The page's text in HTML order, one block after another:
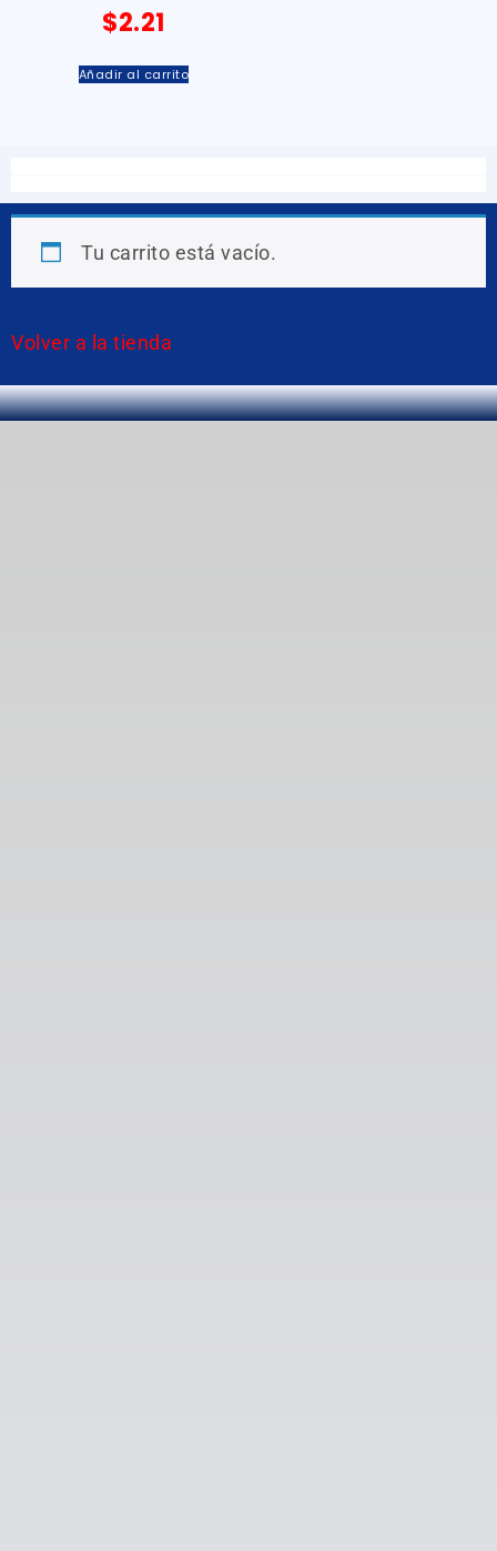
$2.21
Añadir al carrito
Tu carrito está vacío.
Volver a la tienda